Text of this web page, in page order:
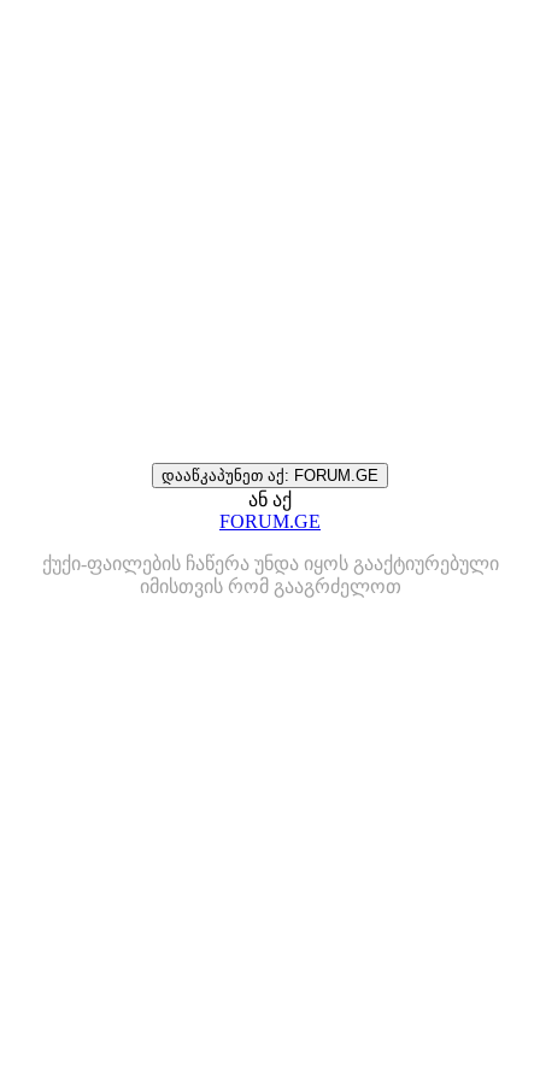
დააწკაპუნეთ აქ: FORUM.GE
ან აქ
FORUM.GE
ქუქი-ფაილების ჩაწერა უნდა იყოს გააქტიურებული
იმისთვის რომ გააგრძელოთ